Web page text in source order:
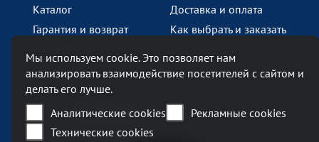
Каталог
Доставка и оплата
Гарантия и возврат
Как выбрать и заказать
Контакты
Наш офис
Москва, Ленинский проспект, 119А
Мы используем cookie. Это позволяет нам
анализировать взаимодействие посетителей с сайтом и
делать его лучше.
Аналитические cookies
Рекламные cookies
Технические cookies